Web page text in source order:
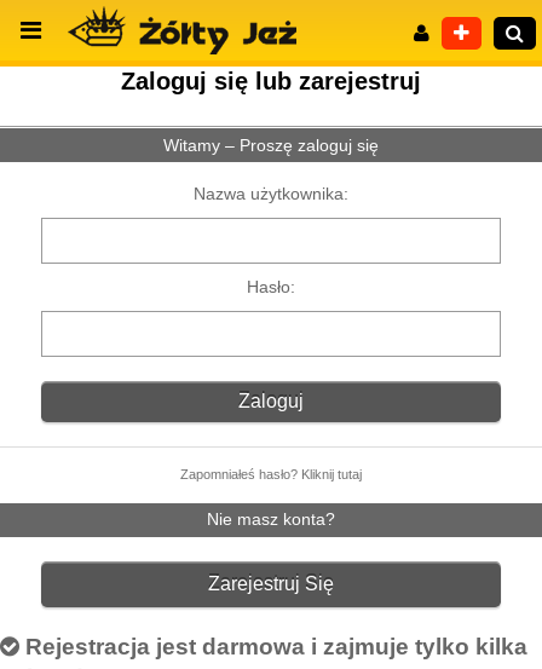
Wyszukiwanie zaawansowane
Zaloguj się lub zarejestruj
Witamy – Proszę zaloguj się
Nazwa użytkownika:
Hasło:
Zapomniałeś hasło? Kliknij tutaj
Nie masz konta?
Zarejestruj Się
Rejestracja jest darmowa i zajmuje tylko kilka